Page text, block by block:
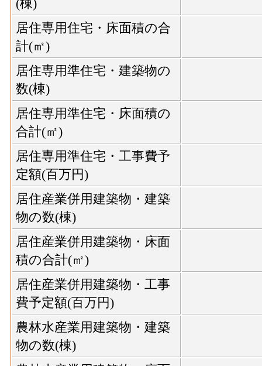
(棟)
居住専用住宅・床面積の合
計(㎡)
居住専用準住宅・建築物の
数(棟)
居住専用準住宅・床面積の
合計(㎡)
居住専用準住宅・工事費予
定額(百万円)
居住産業併用建築物・建築
物の数(棟)
居住産業併用建築物・床面
積の合計(㎡)
居住産業併用建築物・工事
費予定額(百万円)
農林水産業用建築物・建築
物の数(棟)